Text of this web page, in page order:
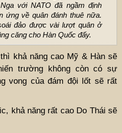
với NATO đã ngầm định
ứng về quân đánh thuê nữa.
đảo được vài lượt quân ở
căng cho Hàn Quốc đấy.
khả năng cao Mỹ & Hàn sẽ
trường không còn có sự
vong của đám đội lốt sẽ rất
khả năng rất cao Do Thái sẽ